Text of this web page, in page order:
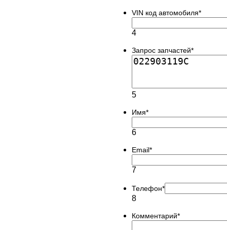
VIN код автомобиля*
4
Запрос запчастей*
5
Имя*
6
Email*
7
Телефон*
8
Комментарий*